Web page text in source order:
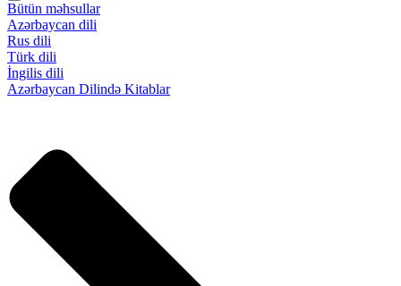
Bütün məhsullar
Azərbaycan dili
Rus dili
Türk dili
İngilis dili
Azərbaycan Dilində Kitablar